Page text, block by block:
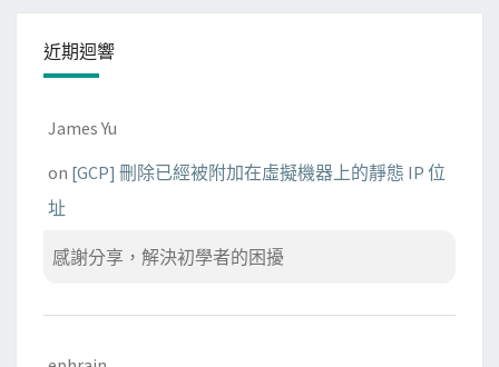
近期迴響
James Yu
on [GCP] 刪除已經被附加在虛擬機器上的靜態 IP 位
址
感謝分享，解決初學者的困擾